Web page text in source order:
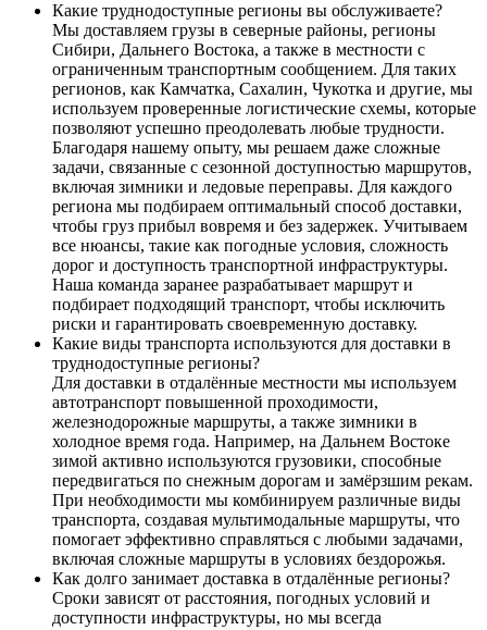
Какие труднодоступные регионы вы обслуживаете?
Мы доставляем грузы в северные районы, регионы
Сибири, Дальнего Востока, а также в местности с
ограниченным транспортным сообщением. Для таких
регионов, как Камчатка, Сахалин, Чукотка и другие, мы
используем проверенные логистические схемы, которые
позволяют успешно преодолевать любые трудности.
Благодаря нашему опыту, мы решаем даже сложные
задачи, связанные с сезонной доступностью маршрутов,
включая зимники и ледовые переправы. Для каждого
региона мы подбираем оптимальный способ доставки,
чтобы груз прибыл вовремя и без задержек. Учитываем
все нюансы, такие как погодные условия, сложность
дорог и доступность транспортной инфраструктуры.
Наша команда заранее разрабатывает маршрут и
подбирает подходящий транспорт, чтобы исключить
риски и гарантировать своевременную доставку.
Какие виды транспорта используются для доставки в
труднодоступные регионы?
Для доставки в отдалённые местности мы используем
автотранспорт повышенной проходимости,
железнодорожные маршруты, а также зимники в
холодное время года. Например, на Дальнем Востоке
зимой активно используются грузовики, способные
передвигаться по снежным дорогам и замёрзшим рекам.
При необходимости мы комбинируем различные виды
транспорта, создавая мультимодальные маршруты, что
помогает эффективно справляться с любыми задачами,
включая сложные маршруты в условиях бездорожья.
Как долго занимает доставка в отдалённые регионы?
Сроки зависят от расстояния, погодных условий и
доступности инфраструктуры, но мы всегда